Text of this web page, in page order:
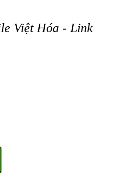
Việt Hóa - Link